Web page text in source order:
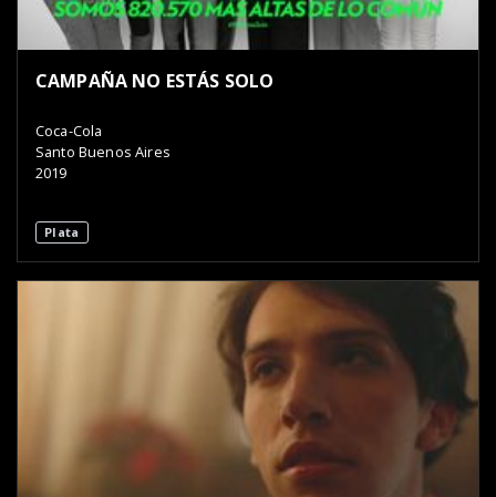
CAMPAÑA NO ESTÁS SOLO
Coca-Cola
Santo Buenos Aires
2019
Plata